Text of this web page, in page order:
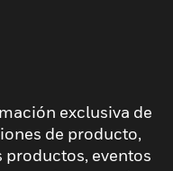
exclusiva de
de producto,
eventos